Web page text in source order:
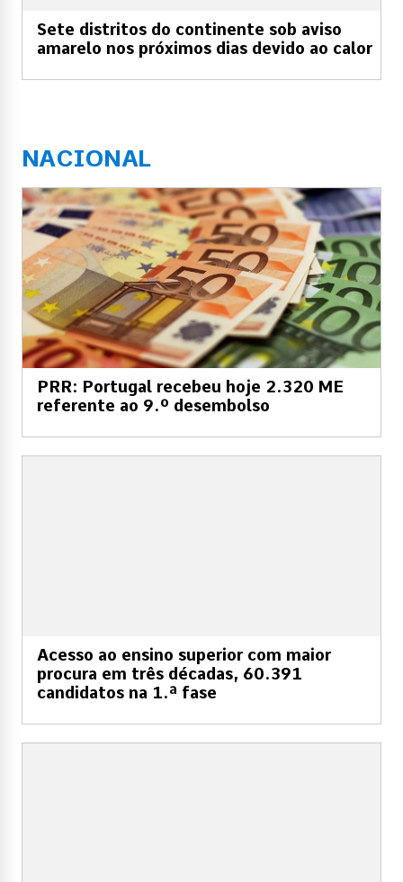
Sete distritos do continente sob aviso
amarelo nos próximos dias devido ao calor
NACIONAL
PRR: Portugal recebeu hoje 2.320 ME
referente ao 9.º desembolso
Acesso ao ensino superior com maior
procura em três décadas, 60.391
candidatos na 1.ª fase